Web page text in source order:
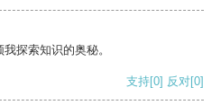
探索知识的奥秘。
支持[0] 反对[0]